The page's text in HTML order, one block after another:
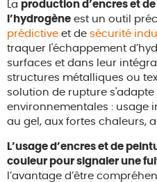
La production d’encres et
l’hydrogène est un outil
prédictive et de sécurité
traquer l'échappement
surfaces et dans leur
structures métalliques ou
solution de rupture
environnementales : usage
au gel, aux fortes chaleurs,
L’usage d’encres et de
couleur pour signaler une
l’avantage d’être